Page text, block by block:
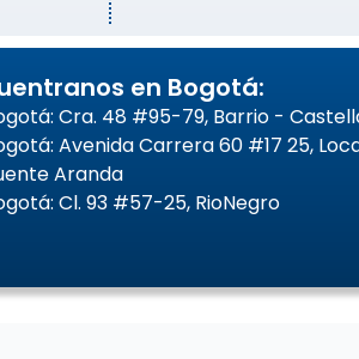
en Bogotá:
Cra. 48 #95-79, Barrio -
Avenida Carrera 60 #17 25,
Aranda
Cl. 93 #57-25, RioNegro